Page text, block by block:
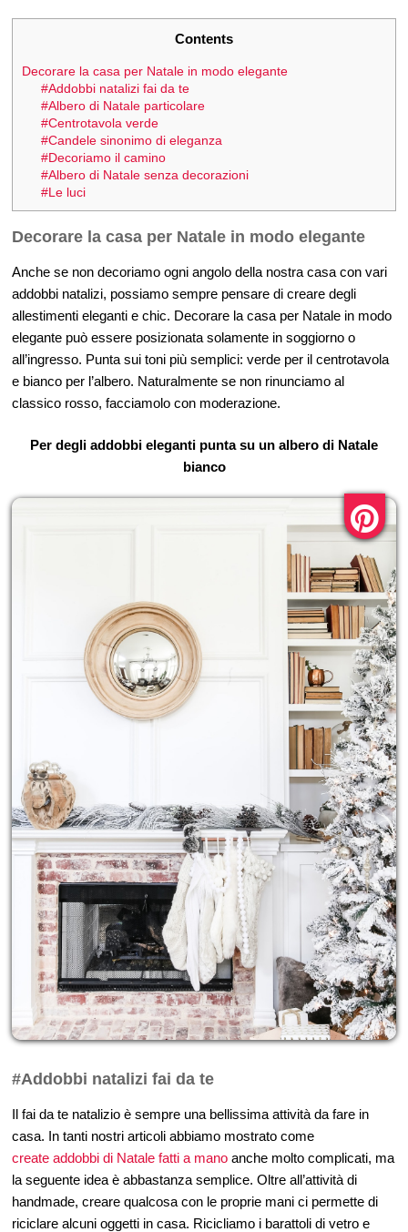
Contents
Decorare la casa per Natale in modo elegante
#Addobbi natalizi fai da te
#Albero di Natale particolare
#Centrotavola verde
#Candele sinonimo di eleganza
#Decoriamo il camino
#Albero di Natale senza decorazioni
#Le luci
Decorare la casa per Natale in modo elegante
Anche se non decoriamo ogni angolo della nostra casa con vari
addobbi natalizi, possiamo sempre pensare di creare degli
allestimenti eleganti e chic. Decorare la casa per Natale in modo
elegante può essere posizionata solamente in soggiorno o
all’ingresso. Punta sui toni più semplici: verde per il centrotavola
e bianco per l’albero. Naturalmente se non rinunciamo al
classico rosso, facciamolo con moderazione.
Per degli addobbi eleganti punta su un albero di Natale
bianco
#Addobbi natalizi fai da te
Il fai da te natalizio è sempre una bellissima attività da fare in
casa. In tanti nostri articoli abbiamo mostrato come
create addobbi di Natale fatti a mano anche molto complicati, ma
la seguente idea è abbastanza semplice. Oltre all’attività di
handmade, creare qualcosa con le proprie mani ci permette di
riciclare alcuni oggetti in casa. Ricicliamo i barattoli di vetro e